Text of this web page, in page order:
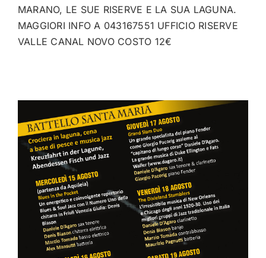
MARANO, LE SUE RISERVE E LA SUA LAGUNA.
MAGGIORI INFO A 043167551 UFFICIO RISERVE
VALLE CANAL NOVO COSTO 12€